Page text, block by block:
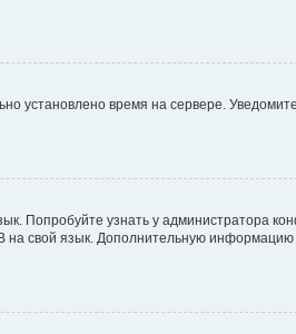
установлено время на сервере.
Попробуйте узнать у администратора
на свой язык. Дополнительную